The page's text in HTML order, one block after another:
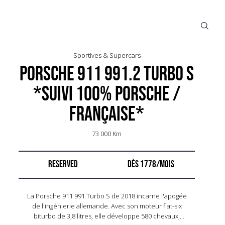
Sportives & Supercars
Porsche 911 991.2 Turbo S
*Suivi 100% Porsche /
Française*
73 000 Km
RESERVED 1778
La Porsche 911 991 Turbo S de 2018 incarne l'apogée
de l'ingénierie allemande. Avec son moteur flat-six
biturbo de 3,8 litres, elle développe 580 chevaux,